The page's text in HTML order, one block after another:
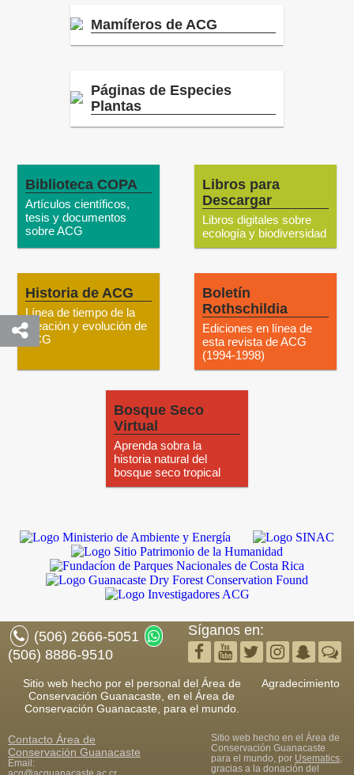
Mamíferos de ACG
Páginas de Especies
Plantas
Biblioteca COPA
Artículos científicos,
tesis y documentos
sobre ACG
Libros para
Descargar
Libros digitales sobre
ecología y biodiversidad
Historia de ACG
Línea de tiempo de la
creación y evolución de
ACG
Boletín
Rothschildia
Ediciones en línea de
esta revista de ACG
(1994-1998)
Bosque Seco
Virtual
Aprenda sobra la
historia natural del
bosque seco tropical
(506) 2666-5051
(506) 8886-9510
Síganos en:
Sitio web hecho por el personal del Área de
Conservación Guanacaste, en el Área de
Conservación Guanacaste, para el mundo.
Agradecimiento
Contacto Área de
Conservación Guanacaste
Email:
Sitio web hecho en el Área de
Conservación Guanacaste
para el mundo, por Usematics,
gracias a la donación del